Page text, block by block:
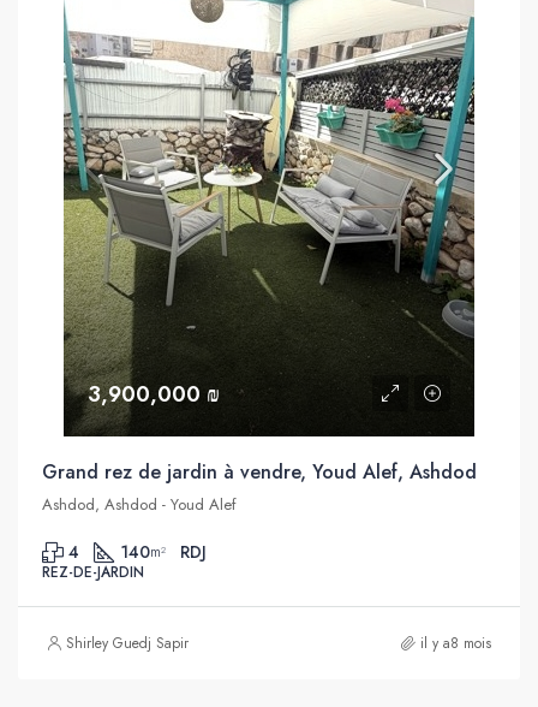
3,900,000 ₪
Grand rez de jardin à vendre, Youd Alef, Ashdod
Ashdod, Ashdod - Youd Alef
4 140m² RDJ
REZ-DE-JARDIN
Shirley Guedj Sapir il y a8 mois